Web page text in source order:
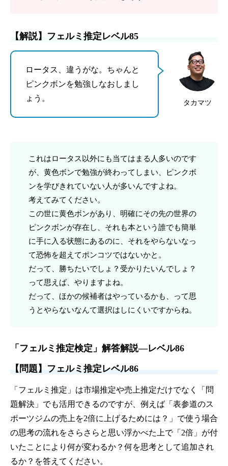
【解説】フェルミ推定レベル85
タカマツ
ロータス、違うがな。ちゃんと
ピンクボンを勉強しなおしまし
ょう。
これはロータス以外にも当てはまる人多いのです
が、黄色ボンで勉強が終わってしまい、ピンクボ
ンを学びきれていない人が多いんですよね。
考えてみてください。
この世に黄色ボンがあり、明確にその先の世界の
ピンクボンが存在し、それも本という誰でも簡単
に手に入る状態にあるのに、それをやらないなっ
て恐怖を超えてポンコツではないかと。
だって、勝ちたいでしょ？受かりたいんでしょ？
って思えば、やりますよね。
だって、ほかの候補者はやっているかも、って思
うとやらないなんて選択はしにくいですからね。
「フェルミ推定検定」解答解説—レベル86
【問題】フェルミ推定レベル86
「フェルミ推定」は市場推定や売上推定だけでなく「問
題解決」でも活用できるのですが、例えば「表参道のス
ポーツジムの売上を2倍に上げるためには？」で使う場合
の思考の流れをさらさらと思い浮かべた上で「2倍」が付
いたことにより何が変わるか？何を思考として追加され
るか？を答えてください。